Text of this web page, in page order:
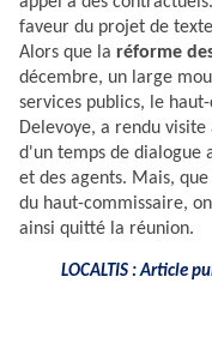
faveur du projet de
Alors que la réforme
décembre, un large
services publics, le
Delevoye, a rendu visite
d'un temps de dialogue
et des agents. Mais,
du haut-commissaire,
ainsi quitté la réunion.
LOCALTIS : Article